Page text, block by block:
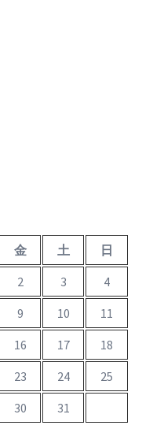
金 土
日
2 3
4
9 10
11
16 17
18
23 24
25
30
31